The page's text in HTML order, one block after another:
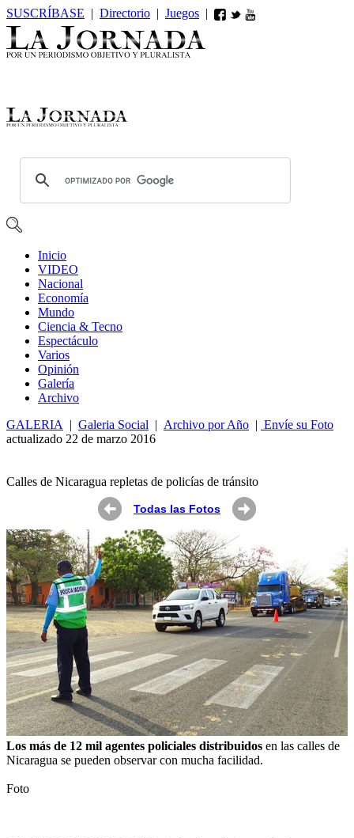
SUSCRÍBASE | Directorio | Juegos |
Inicio
VIDEO
Nacional
Economía
Mundo
Ciencia & Tecno
Espectáculo
Varios
Opinión
Galería
Archivo
GALERIA
| Galeria Social | Archivo por Año | Envíe su Foto
actualizado 22 de marzo 2016
Calles de Nicaragua repletas de policías de tránsito
Todas las Fotos
Los más de 12 mil agentes policiales distribuidos en las calles de
Nicaragua se pueden observar con mucha facilidad.
Foto